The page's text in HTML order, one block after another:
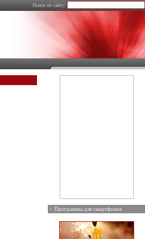
Поиск по сайту:
Программы для смартфонов